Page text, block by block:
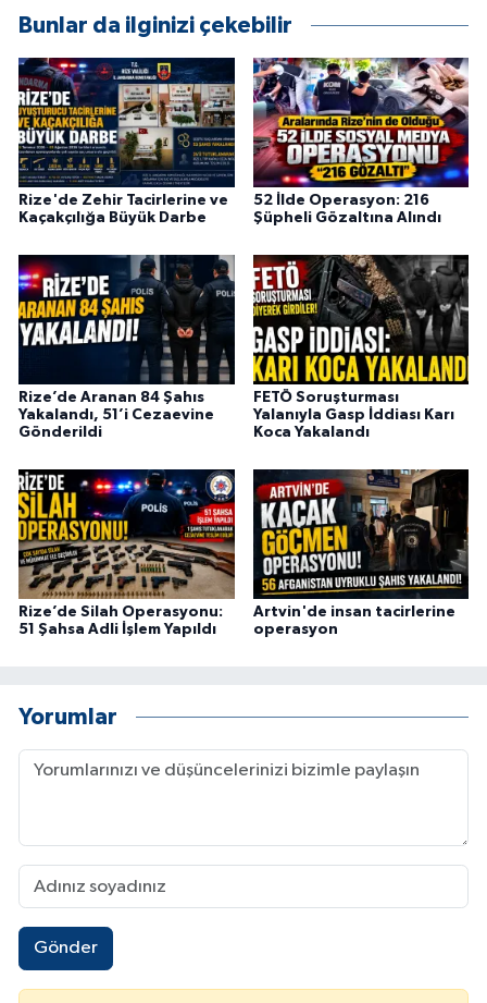
Bunlar da ilginizi çekebilir
Rize'de Zehir Tacirlerine ve
Kaçakçılığa Büyük Darbe
52 İlde Operasyon: 216
Şüpheli Gözaltına Alındı
Rize’de Aranan 84 Şahıs
Yakalandı, 51’i Cezaevine
Gönderildi
FETÖ Soruşturması
Yalanıyla Gasp İddiası Karı
Koca Yakalandı
Rize’de Silah Operasyonu:
51 Şahsa Adli İşlem Yapıldı
Artvin'de insan tacirlerine
operasyon
Yorumlar
Gönder
YAŞAM
YEREL
Yerel Haberler